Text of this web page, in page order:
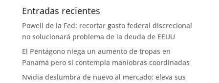
Entradas recientes
Powell de la Fed: recortar gasto federal discrecional
no solucionará problema de la deuda de EEUU
El Pentágono niega un aumento de tropas en
Panamá pero sí contempla maniobras coordinadas
Nvidia deslumbra de nuevo al mercado: eleva sus